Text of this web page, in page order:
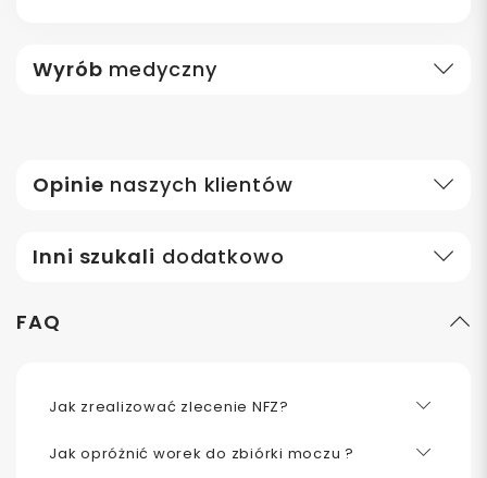
Wyrób medyczny
Opinie naszych klientów
Inni szukali dodatkowo
FAQ
Jak zrealizować zlecenie NFZ?
Jak opróżnić worek do zbiórki moczu ?